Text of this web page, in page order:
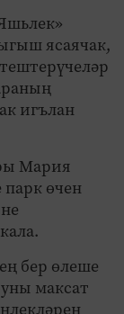
ясаячак,
игълан
Мария
парк өчен
бер өлеше
максат